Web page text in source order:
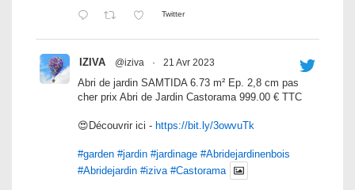
Twitter
IZIVA @iziva · 21 Avr 2023
Abri de jardin SAMTIDA 6.73 m² Ep. 2,8 cm pas
cher prix Abri de Jardin Castorama 999.00 € TTC
😍Découvrir ici - https://bit.ly/3owvuTk
#garden #jardin #jardinage #Abridejardinenbois
#Abridejardin #iziva #Castorama